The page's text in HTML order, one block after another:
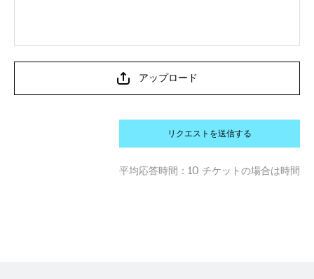
アップロード
リクエストを送信する
平均応答時間： 10 チケットの場合は時間